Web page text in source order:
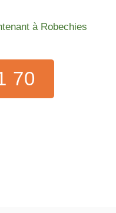
à Robechies
70